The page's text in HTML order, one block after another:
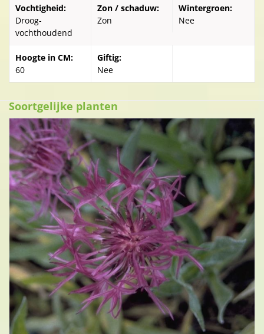
Vochtigheid:
Droog-
vochthoudend
Zon / schaduw:
Zon
Wintergroen:
Nee
Hoogte in CM:
60
Giftig:
Nee
Soortgelijke planten